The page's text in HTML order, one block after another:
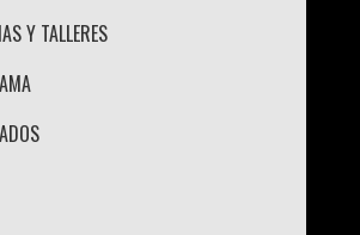
Y TALLERES